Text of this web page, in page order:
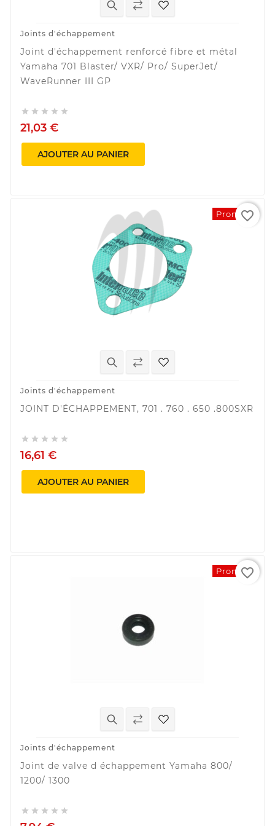
Joints d'échappement
Joint d'échappement renforcé fibre et métal
Yamaha 701 Blaster/ VXR/ Pro/ SuperJet/
WaveRunner III GP
    
21,03 €
AJOUTER AU PANIER
Promo !
Joints d'échappement
JOINT D'ÉCHAPPEMENT, 701 . 760 . 650 .800SXR
    
16,61 €
AJOUTER AU PANIER
favorite_border
Promo !
Joints d'échappement
Joint de valve d échappement Yamaha 800/
1200/ 1300
    
favorite_border